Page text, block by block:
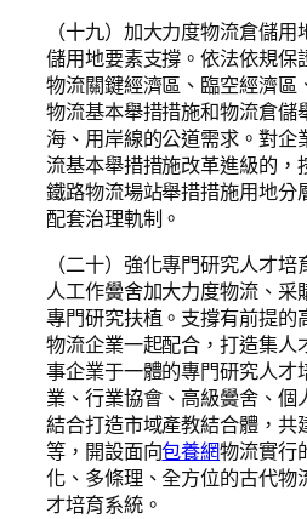
（十九）加大力度物流倉儲
儲用地要素支撐。依法依規保
物流關鍵經濟區、臨空經濟區
物流基本舉措措施和物流倉儲
海、用岸線的公道需求。對企
流基本舉措措施改革進級的，
鐵路物流場站舉措措施用地分
配套治理軌制。
（二十）強化專門研究人才
人工作黌舍加大力度物流、采
專門研究扶植。支撐有前提的
物流企業一起配合，打造集人
事企業于一體的專門研究人才
業、行業協會、高級黌舍、個
結合打造市域產教結合體，共
等，開設面向包養網物流實行
化、多條理、全方位的古代物
才培育系統。